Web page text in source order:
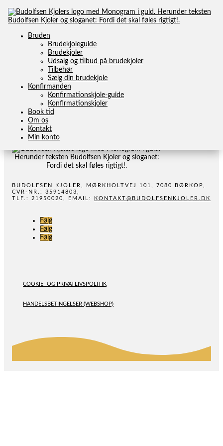
Bruden
Brudekjoleguide
Brudekjoler
Udsalg og tilbud på brudekjoler
Tilbehør
Sælg din brudekjole
Konfirmanden
Konfirmationskjole-guide
Konfirmationskjoler
Book tid
Om os
Kontakt
Min konto
INGEN RESULTATER FUNDET
Siden du anmodede om kunne ikke findes. Prøv at præciser
din søgning, eller brug navigationen ovenfor til at lokalisere
indlægget.
BUDOLFSEN KJOLER, MØRKHOLTVEJ 101, 7080 BØRKOP,
CVR-NR.: 35914803,
TLF.: 21950020, EMAIL:
KONTAKT@BUDOLFSENKJOLER.DK
Følg
Følg
Følg
COOKIE- OG PRIVATLIVSPOLITIK
HANDELSBETINGELSER (WEBSHOP)